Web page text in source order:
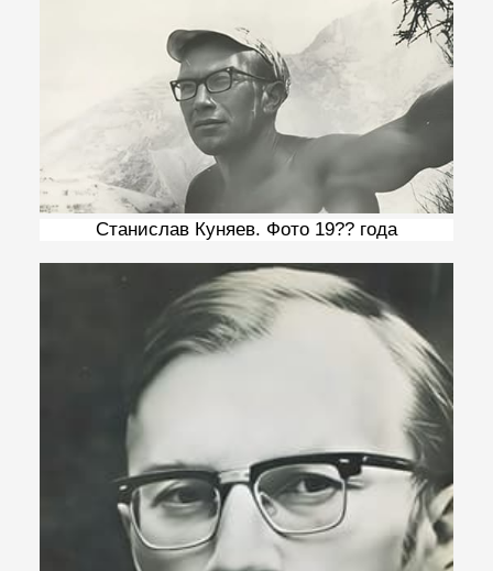
Станислав Куняев. Фото 19?? года